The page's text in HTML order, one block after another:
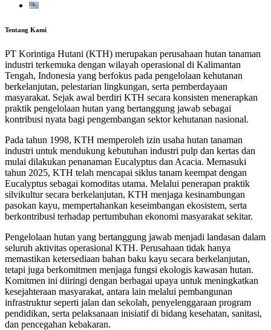
Tentang Kami
PT Korintiga Hutani (KTH) merupakan perusahaan hutan tanaman
industri terkemuka dengan wilayah operasional di Kalimantan
Tengah, Indonesia yang berfokus pada pengelolaan kehutanan
berkelanjutan, pelestarian lingkungan, serta pemberdayaan
masyarakat. Sejak awal berdiri KTH secara konsisten menerapkan
praktik pengelolaan hutan yang bertanggung jawab sebagai
kontribusi nyata bagi pengembangan sektor kehutanan nasional.
Pada tahun 1998, KTH memperoleh izin usaha hutan tanaman
industri untuk mendukung kebutuhan industri pulp dan kertas dan
mulai dilakukan penanaman Eucalyptus dan Acacia. Memasuki
tahun 2025, KTH telah mencapai siklus tanam keempat dengan
Eucalyptus sebagai komoditas utama. Melalui penerapan praktik
silvikultur secara berkelanjutan, KTH menjaga kesinambungan
pasokan kayu, mempertahankan keseimbangan ekosistem, serta
berkontribusi terhadap pertumbuhan ekonomi masyarakat sekitar.
Pengelolaan hutan yang bertanggung jawab menjadi landasan dalam
seluruh aktivitas operasional KTH. Perusahaan tidak hanya
memastikan ketersediaan bahan baku kayu secara berkelanjutan,
tetapi juga berkomitmen menjaga fungsi ekologis kawasan hutan.
Komitmen ini diiringi dengan berbagai upaya untuk meningkatkan
kesejahteraan masyarakat, antara lain melalui pembangunan
infrastruktur seperti jalan dan sekolah, penyelenggaraan program
pendidikan, serta pelaksanaan inisiatif di bidang kesehatan, sanitasi,
dan pencegahan kebakaran.